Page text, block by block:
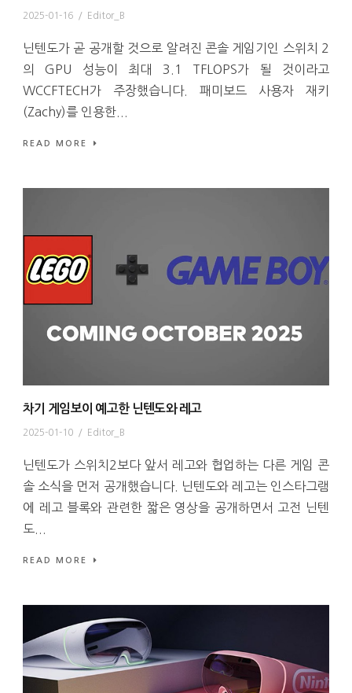
2025-01-16 / Editor_B
닌텐도가 곧 공개할 것으로 알려진 콘솔 게임기인 스위치 2
의 GPU 성능이 최대 3.1 TFLOPS가 될 것이라고
WCCFTECH가 주장했습니다. 패미보드 사용자 재키
(Zachy)를 인용한...
READ MORE
차기 게임보이 예고한 닌텐도와 레고
2025-01-10 / Editor_B
닌텐도가 스위치2보다 앞서 레고와 협업하는 다른 게임 콘
솔 소식을 먼저 공개했습니다. 닌텐도와 레고는 인스타그램
에 레고 블록와 관련한 짧은 영상을 공개하면서 고전 닌텐
도...
READ MORE